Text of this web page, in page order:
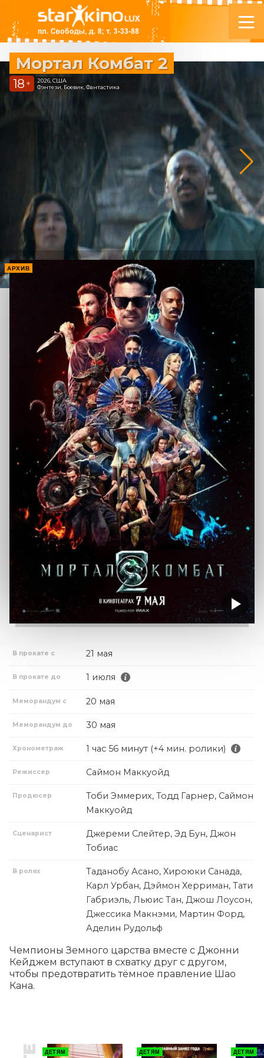
Мортал Комбат 2
18 +
2026, США
Фэнтези, Боевик, Фантастика
АРХИВ
В прокате с 21 мая
В прокате до 1 июля
Меморандум с 20 мая
Меморандум до 30 мая
Хронометраж 1 час 56 минут (+4 мин. ролики)
Режиссер Саймон Маккуойд
Продюсер
Тоби Эммерих, Тодд Гарнер, Саймон
Маккуойд
Сценарист
Джереми Слейтер, Эд Бун, Джон
Тобиас
В ролях
Таданобу Асано, Хироюки Санада,
Карл Урбан, Дэймон Херриман, Тати
Габриэль, Льюис Тан, Джош Лоусон,
Джессика Макнэми, Мартин Форд,
Аделин Рудольф
Чемпионы Земного царства вместе с Джонни
Кейджем вступают в схватку друг с другом,
чтобы предотвратить тёмное правление Шао
Кана.
ДЕТЯМ ДЕТЯМ ДЕТЯМ